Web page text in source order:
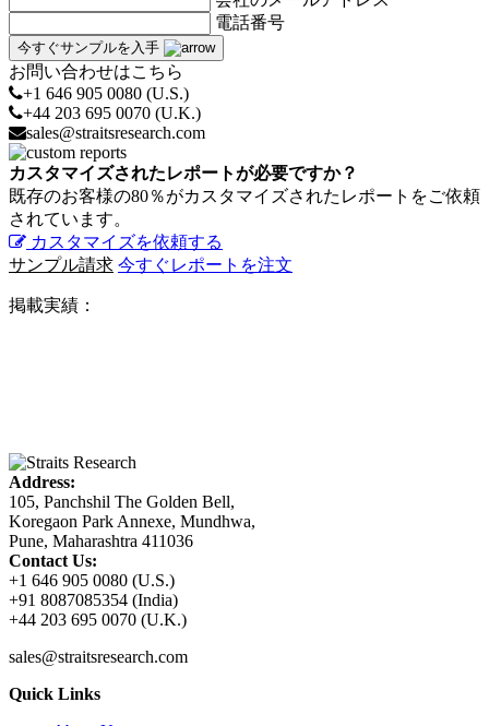
電話番号
今すぐサンプルを入手
お問い合わせはこちら
+1 646 905 0080 (U.S.)
+44 203 695 0070 (U.K.)
sales@straitsresearch.com
カスタマイズされたレポートが必要ですか？
既存のお客様の80％がカスタマイズされたレポートをご依頼
されています。
カスタマイズを依頼する
サンプル請求 今すぐレポートを注文
掲載実績：
Address:
105, Panchshil The Golden Bell,
Koregaon Park Annexe, Mundhwa,
Pune, Maharashtra 411036
Contact Us:
+1 646 905 0080 (U.S.)
+91 8087085354 (India)
+44 203 695 0070 (U.K.)
sales@straitsresearch.com
Quick Links